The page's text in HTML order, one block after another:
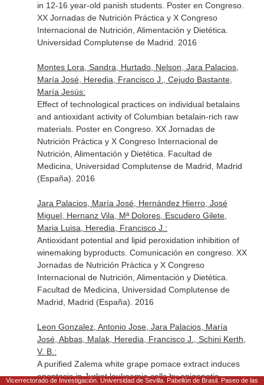
in 12-16 year-old panish students. Poster en Congreso.
XX Jornadas de Nutrición Práctica y X Congreso
Internacional de Nutrición, Alimentación y Dietética.
Universidad Complutense de Madrid. 2016
Montes Lora, Sandra, Hurtado, Nelson, Jara Palacios,
María José, Heredia, Francisco J., Cejudo Bastante,
María Jesús:
Effect of technological practices on individual betalains
and antioxidant activity of Columbian betalain-rich raw
materials. Poster en Congreso. XX Jornadas de
Nutrición Práctica y X Congreso Internacional de
Nutrición, Alimentación y Dietética. Facultad de
Medicina, Universidad Complutense de Madrid, Madrid
(España). 2016
Jara Palacios, María José, Hernández Hierro, José
Miguel, Hernanz Vila, Mª Dolores, Escudero Gilete,
Maria Luisa, Heredia, Francisco J.:
Antioxidant potential and lipid peroxidation inhibition of
winemaking byproducts. Comunicación en congreso. XX
Jornadas de Nutrición Práctica y X Congreso
Internacional de Nutrición, Alimentación y Dietética.
Facultad de Medicina, Universidad Complutense de
Madrid, Madrid (España). 2016
Leon Gonzalez, Antonio Jose, Jara Palacios, María
José, Abbas, Malak, Heredia, Francisco J., Schini Kerth,
V. B.:
A purified Zalema white grape pomace extract induces
apoptosis in Jurkat leukaemia cells by epigenetic
Vicerrectorado de Investigación. Universidad de Sevilla. Pabellón de Brasil. Paseo de las